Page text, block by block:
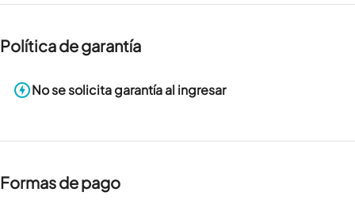
Política de garantía
No se solicita garantía al ingresar
Formas de pago